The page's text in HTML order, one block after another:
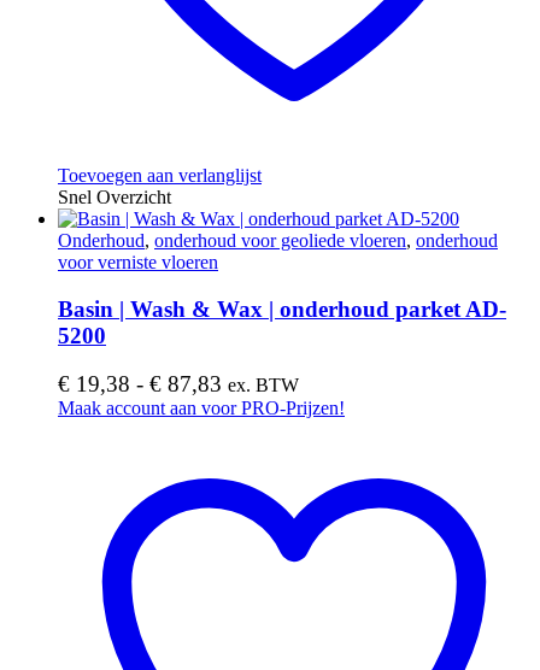
Toevoegen aan verlanglijst
Snel Overzicht
Onderhoud, onderhoud voor geoliede vloeren, onderhoud
voor verniste vloeren
Basin | Wash & Wax | onderhoud parket AD-
5200
€ 19,38 - € 87,83 Prijsklasse:
€ 19,38
ex. BTW
Maak account aan voor PRO-Prijzen!
Deze